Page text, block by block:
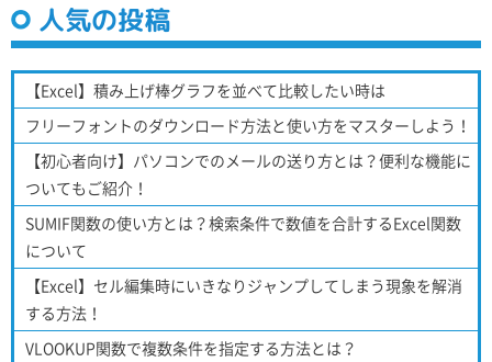
人気の投稿
【Excel】積み上げ棒グラフを並べて比較したい時は
フリーフォントのダウンロード方法と使い方をマスターしよう！
【初心者向け】パソコンでのメールの送り方とは？便利な機能に
ついてもご紹介！
SUMIF関数の使い方とは？検索条件で数値を合計するExcel関数
について
【Excel】セル編集時にいきなりジャンプしてしまう現象を解消
する方法！
VLOOKUP関数で複数条件を指定する方法とは？